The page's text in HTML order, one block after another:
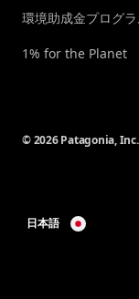
環境助成金プログ
1% for the Planet
© 2026 Patagonia,
日本語